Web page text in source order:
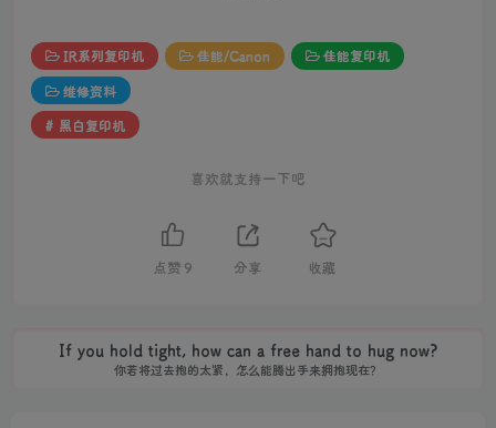
IR系列复印机 佳能/Canon
佳能复印机
维修资料
# 黑白复印机
喜欢就支持一下吧
点赞 9 分享 收藏
If you hold tight, how can a free hand to hug now?
你若将过去抱的太紧，怎么能腾出手来拥抱现在？